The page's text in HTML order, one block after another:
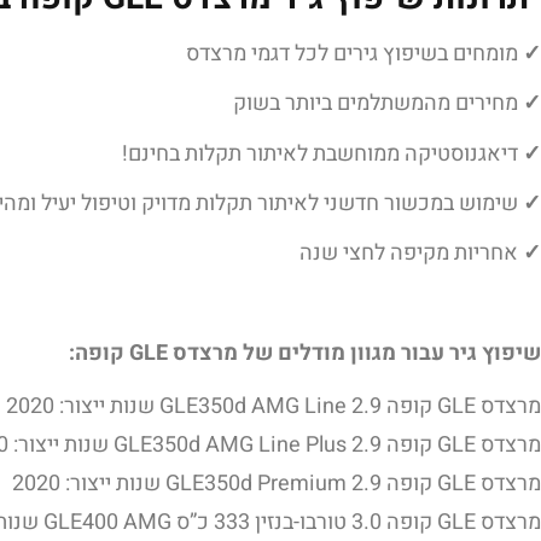
✓ מומחים בשיפוץ גירים לכל דגמי מרצדס
✓ מחירים מהמשתלמים ביותר בשוק
✓ דיאגנוסטיקה ממוחשבת לאיתור תקלות בחינם!
✓ שימוש במכשור חדשני לאיתור תקלות מדויק וטיפול יעיל
✓ אחריות מקיפה לחצי שנה
שיפוץ גיר עבור מגוון מודלים של מרצדס GLE קופה:
מרצדס GLE קופה 2.9 GLE350d AMG Line שנות ייצור: 2020
מרצדס GLE קופה 2.9 GLE350d AMG Line Plus שנות ייצור: 2020
מרצדס GLE קופה 2.9 GLE350d Premium שנות ייצור: 2020
מרצדס GLE קופה 3.0 טורבו-בנזין 333 כ”ס GLE400 AMG שנות ייצור: 2015, 2016, 2017, 2018, 2019